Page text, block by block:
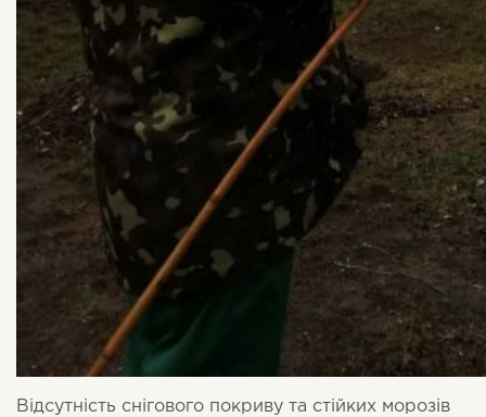
Відсутність снігового покриву та стійких морозів